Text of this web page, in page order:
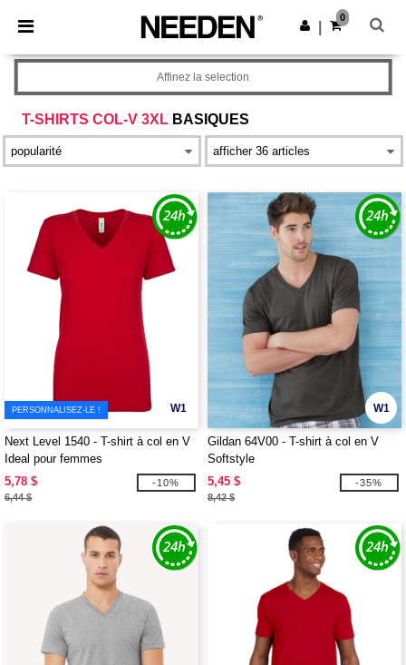
× Appli Needen
Meilleurs prix sur l’app !
Obtenir l'appli
0
T-SHIRTS COL-V 3XL BASIQUES
Affinez la selection
W1
PERSONNALISEZ-LE !
Next Level 1540 - T-shirt à col en V
Ideal pour femmes
5,78 $
6,44 $
-10%
W1
Gildan 64V00 - T-shirt à col en V
Softstyle
5,45 $
8,42 $
-35%